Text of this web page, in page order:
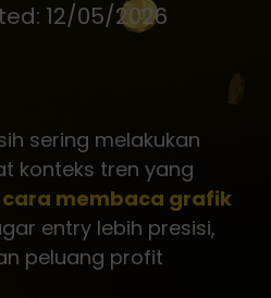
12/05/2026
sering melakukan
konteks tren yang
cara membaca grafik
entry lebih presisi,
peluang profit